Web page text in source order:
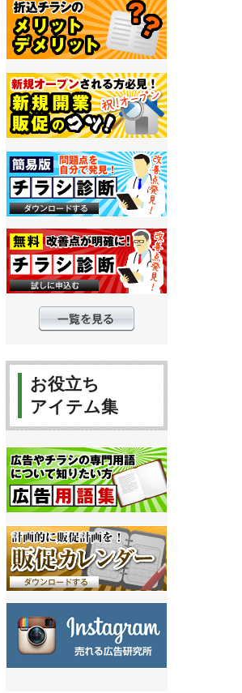
お役立ち
アイテム集